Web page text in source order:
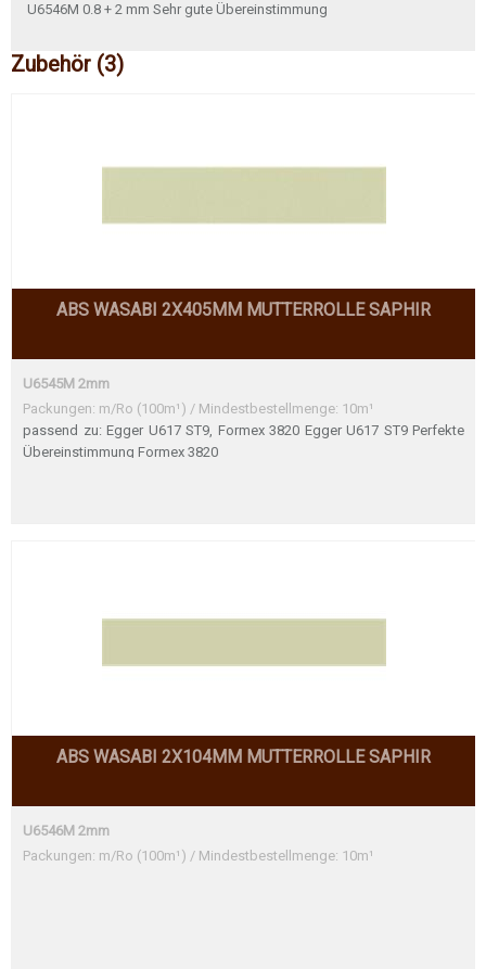
Zubehör (3)
ABS WASABI 2X405MM MUTTERROLLE SAPHIR
U6545M 2mm
Packungen: m/Ro (100m¹) / Mindestbestellmenge: 10m¹
passend zu: Egger U617 ST9, Formex 3820 Egger U617 ST9 Perfekte
Übereinstimmung Formex 3820
ABS WASABI 2X104MM MUTTERROLLE SAPHIR
U6546M 2mm
Packungen: m/Ro (100m¹) / Mindestbestellmenge: 10m¹
U6546M 0.8 + 2 mm Sehr gute Übereinstimmung